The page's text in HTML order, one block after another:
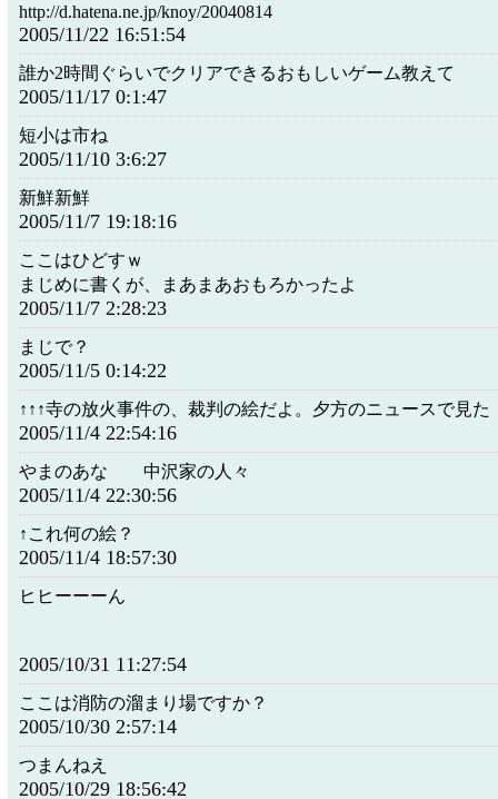
http://d.hatena.ne.jp/knoy/20040814
2005/11/22 16:51:54
誰か2時間ぐらいでクリアできるおもしいゲーム教えて
2005/11/17 0:1:47
短小は市ね
2005/11/10 3:6:27
新鮮新鮮
2005/11/7 19:18:16
ここはひどすｗ
まじめに書くが、まあまあおもろかったよ
2005/11/7 2:28:23
まじで？
2005/11/5 0:14:22
↑↑↑寺の放火事件の、裁判の絵だよ。夕方のニュースで見た
2005/11/4 22:54:16
やまのあな 中沢家の人々
2005/11/4 22:30:56
↑これ何の絵？
2005/11/4 18:57:30
ヒヒーーーん
2005/10/31 11:27:54
ここは消防の溜まり場ですか？
2005/10/30 2:57:14
つまんねえ
2005/10/29 18:56:42